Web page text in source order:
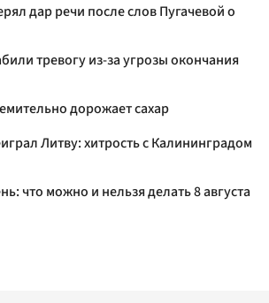
дар речи после слов Пугачевой о
тревогу из-за угрозы окончания
дорожает сахар
Литву: хитрость с Калининградом
что можно и нельзя делать 8 августа